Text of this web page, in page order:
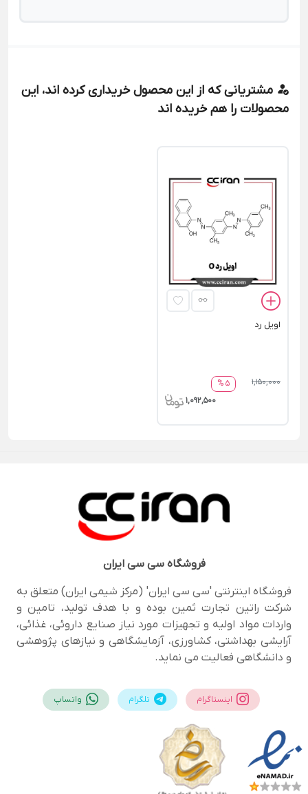
مشتریانی که از این محصول خریداری کرده اند، این
محصولات را هم خریده اند
اويل رد
5 %
1,150,000
1,092,500
فروشگاهسی سی ایران
فروشگاه اینترنتی 'سی سی ایران' (مرکز شیمی ایران) متعلق به
شرکت راتین تجارت ثمین بوده و با هدف تولید، تامین و
واردات مواد اولیه و تجهیزات مورد نیاز صنایع داروئی، غذائی،
آرایشی بهداشتی، کشاورزی، آزمایشگاهی و نیازهای پژوهشی
و دانشگاهی فعالیت می نماید.
اینستاگرام تلگرام واتساپ